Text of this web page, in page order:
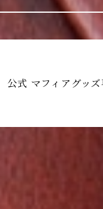
公式 マフィアグッ